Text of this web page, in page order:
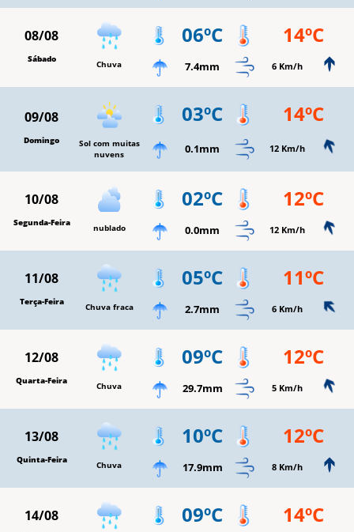
08/08
Sábado Chuva
06ºC 14ºC
7.4mm 6 Km/h
09/08
Domingo
Sol com muitas
nuvens
03ºC 14ºC
0.1mm 12 Km/h
10/08
Segunda-Feira nublado
02ºC 12ºC
0.0mm 12 Km/h
11/08
Terça-Feira Chuva fraca
05ºC 11ºC
2.7mm 6 Km/h
12/08
Quarta-Feira Chuva
09ºC 12ºC
29.7mm 5 Km/h
13/08
Quinta-Feira Chuva
10ºC 12ºC
17.9mm 8 Km/h
14/08 09ºC 14ºC